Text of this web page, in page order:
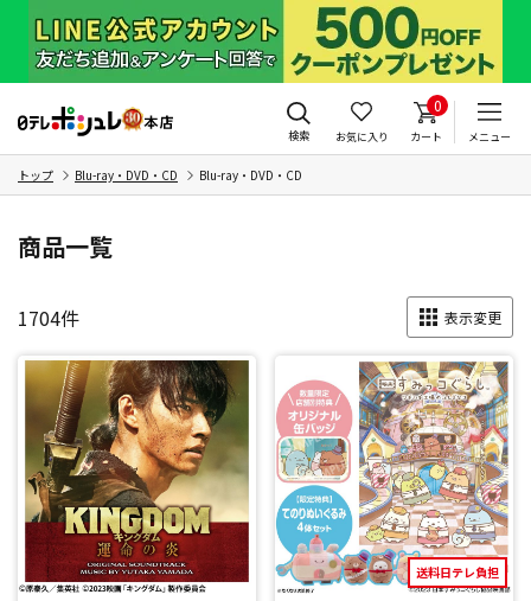
検索 お気に入り
0
カート メニュー
トップ Blu-ray・DVD・CD Blu-ray・DVD・CD
商品一覧
1704件 表示変更
送料日テレ負担